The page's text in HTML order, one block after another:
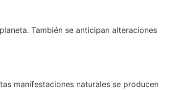
También se anticipan alteraciones
manifestaciones naturales se producen